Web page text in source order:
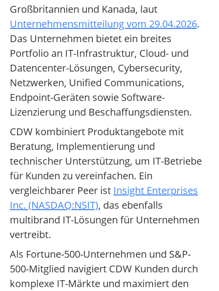
Großbritannien und Kanada, laut
Unternehmensmitteilung vom 29.04.2026.
Das Unternehmen bietet ein breites
Portfolio an IT-Infrastruktur, Cloud- und
Datencenter-Lösungen, Cybersecurity,
Netzwerken, Unified Communications,
Endpoint-Geräten sowie Software-
Lizenzierung und Beschaffungsdiensten.
CDW kombiniert Produktangebote mit
Beratung, Implementierung und
technischer Unterstützung, um IT-Betriebe
für Kunden zu vereinfachen. Ein
vergleichbarer Peer ist Insight Enterprises
Inc. (NASDAQ:NSIT), das ebenfalls
multibrand IT-Lösungen für Unternehmen
vertreibt.
Als Fortune-500-Unternehmen und S&P-
500-Mitglied navigiert CDW Kunden durch
komplexe IT-Märkte und maximiert den